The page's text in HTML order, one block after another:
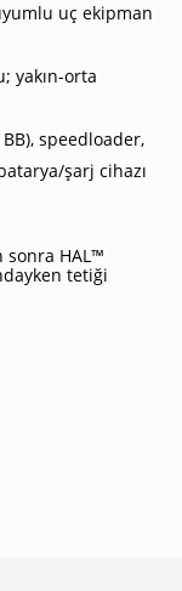
uç ekipman
yakın-orta
speedloader,
şarj cihazı
sonra HAL™
tetiği